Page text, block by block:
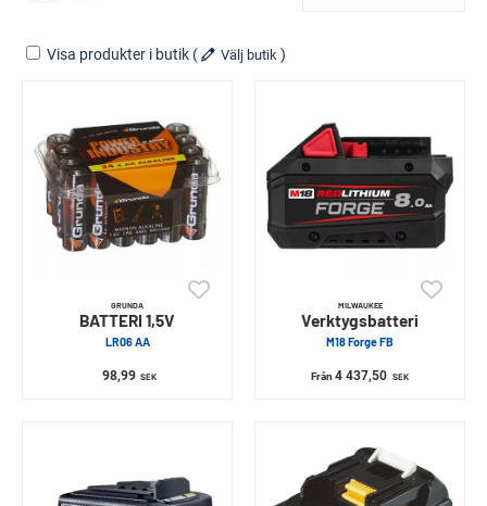
Visa produkter i butik ( Välj butik )
GRUNDA
BATTERI 1,5V
LR06 AA
98,99 SEK
MILWAUKEE
Verktygsbatteri
M18 Forge FB
Från4 437,50 SEK